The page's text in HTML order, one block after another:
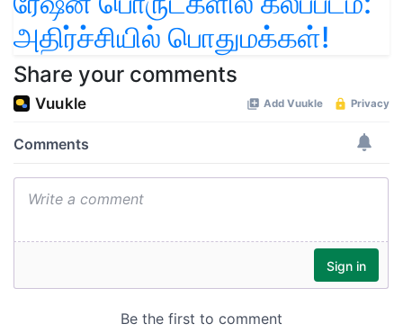
அதிர்ச்சியில் பொதுமக்கள்!
Share your comments